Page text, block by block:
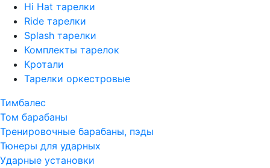
Hi Hat тарелки
Ride тарелки
Splash тарелки
Комплекты тарелок
Кротали
Тарелки оркестровые
Тимбалес
Том барабаны
Тренировочные барабаны, пэды
Тюнеры для ударных
Ударные установки